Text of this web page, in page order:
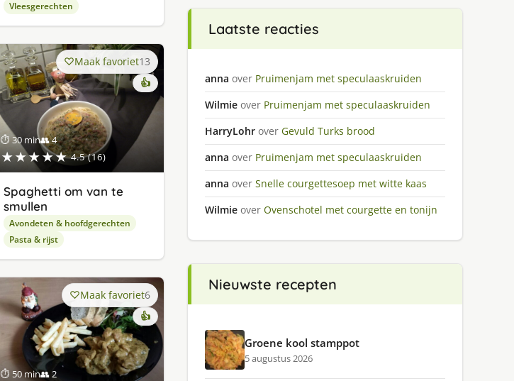
Vleesgerechten
⏱ 30 min👥 4
★★★★★ 4.5 (16)
Maak favoriet13
👍
Spaghetti om van te
smullen
Avondeten & hoofdgerechten
Pasta & rijst
⏱ 50 min👥 2
Maak favoriet6
👍
Laatste reacties
anna over Pruimenjam met speculaaskruiden
Wilmie over Pruimenjam met speculaaskruiden
HarryLohr over Gevuld Turks brood
anna over Pruimenjam met speculaaskruiden
anna over Snelle courgettesoep met witte kaas
Wilmie over Ovenschotel met courgette en tonijn
Nieuwste recepten
Groene kool stamppot
5 augustus 2026